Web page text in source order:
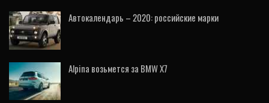
Автокалендарь – 2020: российские марки
Alpina возьмется за BMW X7